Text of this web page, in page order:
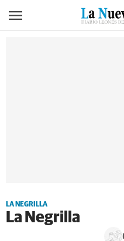
LA NEGRILLA
La Negrilla